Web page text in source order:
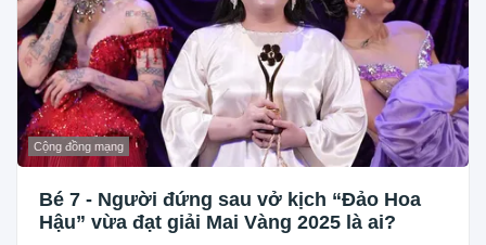
Cộng đồng mạng
Bé 7 - Người đứng sau vở kịch “Đảo Hoa
Hậu” vừa đạt giải Mai Vàng 2025 là ai?